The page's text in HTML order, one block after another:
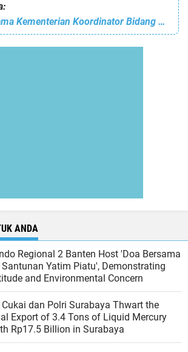
IDSurvey Bersama Kementerian Koordinator Bidang Pangan RI kembali menghadirkan GREEN AND SMART PORT AWARD 2024
ANDA
Regional 2 Banten Host 'Doa Bersama
Santunan Yatim Piatu', Demonstrating
and Environmental Concern
Cukai dan Polri Surabaya Thwart the
Export of 3.4 Tons of Liquid Mercury
Rp17.5 Billion in Surabaya